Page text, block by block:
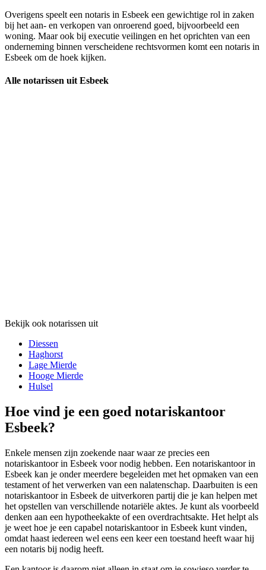
Overigens speelt een notaris in Esbeek een gewichtige rol in zaken
bij het aan- en verkopen van onroerend goed, bijvoorbeeld een
woning. Maar ook bij executie veilingen en het oprichten van een
onderneming binnen verscheidene rechtsvormen komt een notaris in
Esbeek om de hoek kijken.
Alle notarissen uit Esbeek
Bekijk ook notarissen uit
Diessen
Haghorst
Lage Mierde
Hooge Mierde
Hulsel
Hoe vind je een goed notariskantoor
Esbeek?
Enkele mensen zijn zoekende naar waar ze precies een
notariskantoor in Esbeek voor nodig hebben. Een notariskantoor in
Esbeek kan je onder meerdere begeleiden met het opmaken van een
testament of het verwerken van een nalatenschap. Daarbuiten is een
notariskantoor in Esbeek de uitverkoren partij die je kan helpen met
het opstellen van verschillende notariële aktes. Je kunt als voorbeeld
denken aan een hypotheekakte of een overdrachtsakte. Het helpt als
je weet hoe je een capabel notariskantoor in Esbeek kunt vinden,
omdat haast iedereen wel eens een keer een toestand heeft waar hij
een notaris bij nodig heeft.